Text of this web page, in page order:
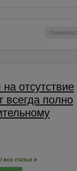
отсутствие
всегда полно
/ все статьи